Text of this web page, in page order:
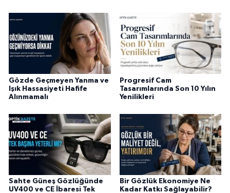
Gözde Geçmeyen Yanma ve
Işık Hassasiyeti Hafife
Alınmamalı
Progresif Cam
Tasarımlarında Son 10 Yılın
Yenilikleri
Sahte Güneş Gözlüğünde
UV400 ve CE İbaresi Tek
Bir Gözlük Ekonomiye Ne
Kadar Katkı Sağlayabilir?